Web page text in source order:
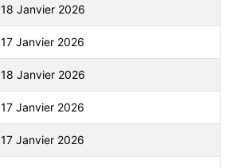
18 Janvier 2026
17 Janvier 2026
18 Janvier 2026
17 Janvier 2026
17 Janvier 2026